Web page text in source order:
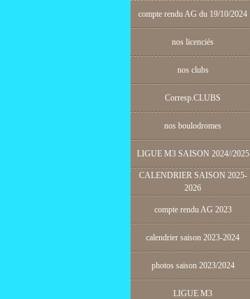
compte rendu AG du 19/10/2024
nos licenciés
nos clubs
Corresp.CLUBS
nos boulodromes
LIGUE M3 SAISON 2024//2025
CALENDRIER SAISON 2025-
2026
compte rendu AG 2023
calendrier saison 2023-2024
photos saison 2023/2024
LIGUE M3